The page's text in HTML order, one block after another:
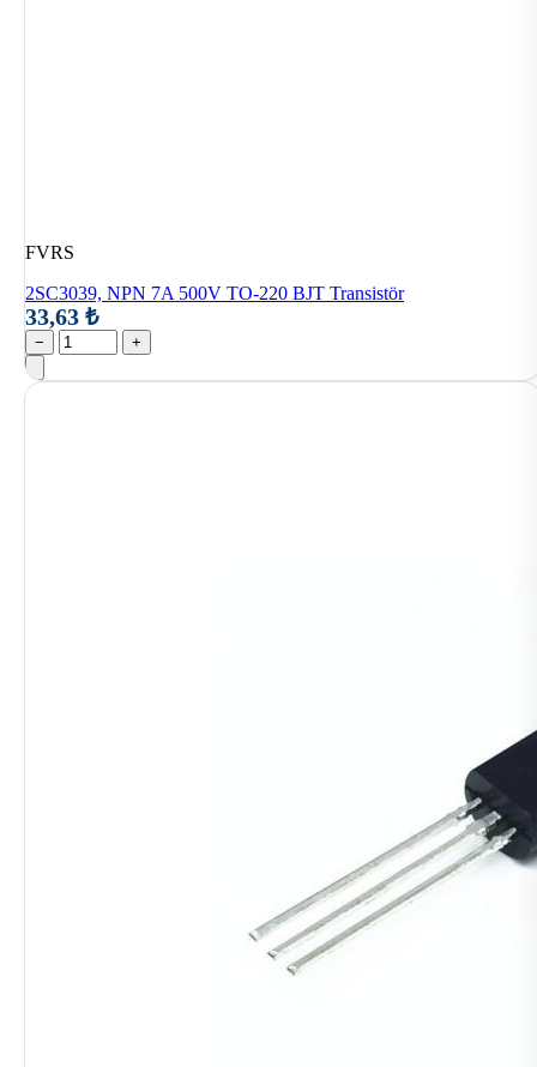
FVRS
2SC3039, NPN 7A 500V TO-220 BJT Transistör
33,63 ₺
− +